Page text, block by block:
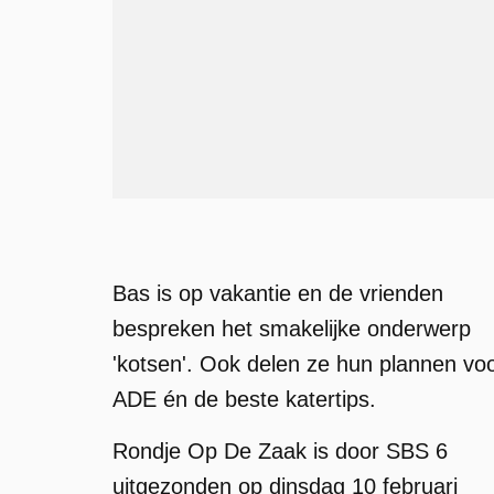
Bas is op vakantie en de vrienden
bespreken het smakelijke onderwerp
'kotsen'. Ook delen ze hun plannen
ADE én de beste katertips.
Rondje Op De Zaak is door SBS 6
uitgezonden op dinsdag 10 februari